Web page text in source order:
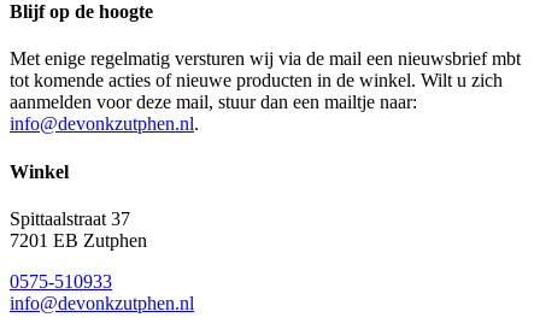
Blijf op de hoogte
Met enige regelmatig versturen wij via de mail een nieuwsbrief mbt
tot komende acties of nieuwe producten in de winkel. Wilt u zich
aanmelden voor deze mail, stuur dan een mailtje naar:
info@devonkzutphen.nl.
Winkel
Spittaalstraat 37
7201 EB Zutphen
0575-510933
info@devonkzutphen.nl